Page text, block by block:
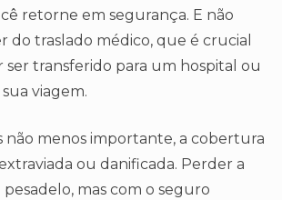
retorne em segurança. E não
do traslado médico, que é crucial
ser transferido para um hospital ou
viagem.
não menos importante, a cobertura
ou danificada. Perder a
mas com o seguro